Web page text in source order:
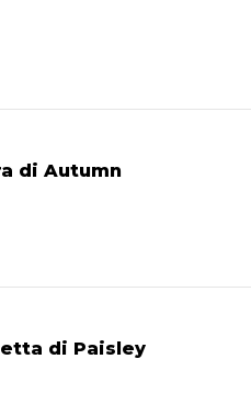
di Autumn
di Paisley